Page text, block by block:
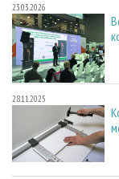
23.03.2026
28.11.2025